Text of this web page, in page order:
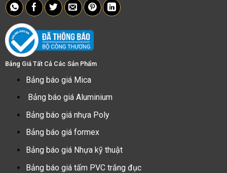
Bảng Giá Tất Cả Các Sản Phẩm
Bảng báo giá Mica
Bảng báo giá Aluminium
Bảng báo giá nhựa Poly
Bảng báo giá formex
Bảng báo giá Nhựa kỹ thuật
Bảng báo giá tấm PVC trắng đục